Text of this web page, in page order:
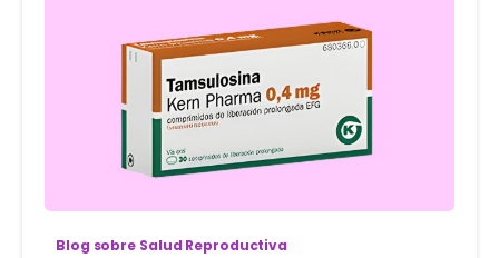
Blog sobre Salud Reproductiva